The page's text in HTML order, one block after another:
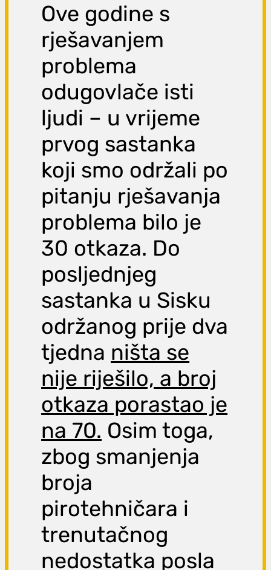
Ove godine s
rješavanjem
problema
odugovlače isti
ljudi – u vrijeme
prvog sastanka
koji smo održali po
pitanju rješavanja
problema bilo je
30 otkaza. Do
posljednjeg
sastanka u Sisku
održanog prije dva
tjedna ništa se
nije riješilo, a broj
otkaza porastao je
na 70. Osim toga,
zbog smanjenja
broja
pirotehničara i
trenutačnog
nedostatka posla